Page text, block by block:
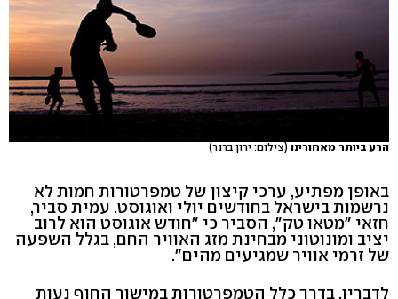
הרע ביותר מאחורינו (צילום: ירון ברנר)
באופן מפתיע, ערכי קיצון של טמפרטורות חמות לא
נרשמות בישראל בחודשים יולי ואוגוסט. עמית סביר,
חזאי "מטאו טק", הסביר כי "חודש אוגוסט הוא לרוב
יציב ומונוטוני מבחינת מזג האוויר החם, בגלל השפעה
של זרמי אוויר שמגיעים מהים".
לדבריו, בדרך כלל הטמפרטורות במישור החוף נעות